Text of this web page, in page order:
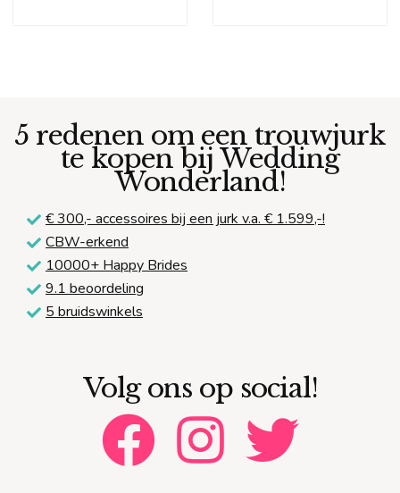
5 redenen om een trouwjurk
te kopen bij Wedding
Wonderland!
€ 300,- accessoires bij een jurk v.a. € 1.599,-!
CBW-erkend
10000+ Happy Brides
9.1 beoordeling
5 bruidswinkels
Volg ons op social!